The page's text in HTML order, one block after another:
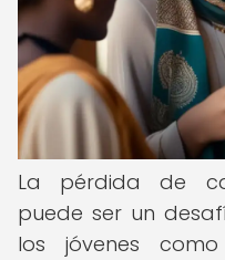
La pérdida de
puede ser un
los jóvenes